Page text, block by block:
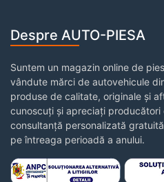
Despre AUTO-PIESA
Suntem un magazin online de
vândute mărci de autovehicule
produse de calitate, originale și
cunoscuți și apreciați producători
consultanță personalizată
pe întreaga perioadă a anului.